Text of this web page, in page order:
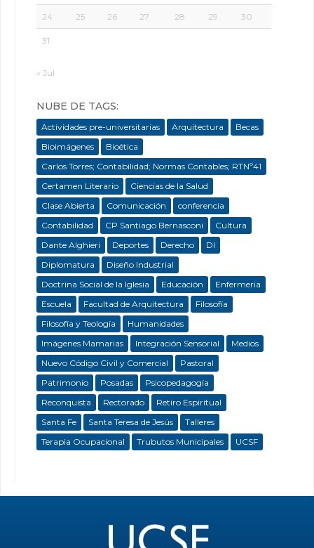
24 25 26 27 28 29 30
31
« Jul
NUBE DE TAGS:
Actividades pre-universitarias Arquitectura
Becas
Bioimágenes
Bioética
Carlos Torres; Contabilidad; Normas Contables; RTNº41
Certamen Literario
Ciencias de la Salud
Clase Abierta
Comunicación
conferencia
Contabilidad
CP Santiago Bernasconi
Cultura
Dante Alghieri
Deportes Derecho
DI
Diplomatura
Diseño Industrial
Doctrina Social de la Iglesia
Educación
Enfermeria
Escuela
Facultad de Arquitectura
Filosofía
Filosofía y Teología
Humanidades
Imágenes Mamarias
Integración Sensorial
Medios
Nuevo Código Civil y Comercial
Pastoral
Patrimonio
Posadas
Psicopedagogía
Reconquista
Rectorado
Retiro Espiritual
Santa Fe
Santa Teresa de Jesús
Talleres
Terapia Ocupacional
Trubutos Municipales UCSF